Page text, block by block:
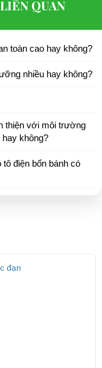
QUAN
toàn cao hay không?
nhiều hay không?
thiện với môi trường
hay không?
điện bốn bánh có